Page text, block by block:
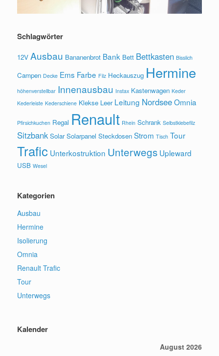
Schlagwörter
12V Ausbau Bananenbrot Bank Bett Bettkasten Bisslich
Campen Decke Ems Farbe Filz Heckauszug Hermine
höhenverstellbar Innenausbau Instax Kastenwagen Keder
Kederleiste Kederschiene Klekse Leer Leitung NordseeOmnia
Pfirsichkuchen Regal Renault Rhein Schrank Selbstklebefilz
Sitzbank Solar Solarpanel Steckdosen Strom Tisch Tour
Trafic Unterkostruktion Unterwegs Upleward
USB Wesel
Kategorien
Ausbau
Hermine
Isolierung
Omnia
Renault Trafic
Tour
Unterwegs
Kalender
August 2026